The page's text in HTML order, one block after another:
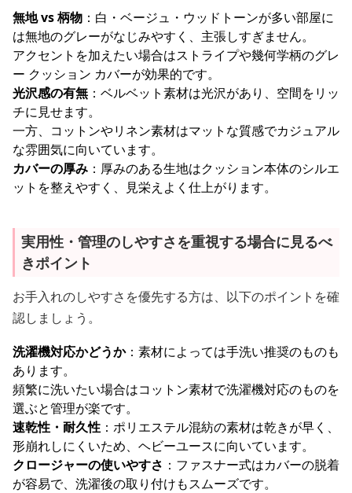
無地 vs 柄物 ：白・ベージュ・ウッドトーンが多い部屋に
は無地のグレーがなじみやすく、主張しすぎません。
アクセントを加えたい場合はストライプや幾何学柄のグレ
ー クッション カバーが効果的です。
光沢感の有無 ：ベルベット素材は光沢があり、空間をリッ
チに見せます。
一方、コットンやリネン素材はマットな質感でカジュアル
な雰囲気に向いています。
カバーの厚み ：厚みのある生地はクッション本体のシルエ
ットを整えやすく、見栄えよく仕上がります。
実用性・管理のしやすさを重視する場合に見るべ
きポイント
お手入れのしやすさを優先する方は、以下のポイントを確
認しましょう。
洗濯機対応かどうか：素材によっては手洗い推奨のものも
あります。
頻繁に洗いたい場合はコットン素材で洗濯機対応のものを
選ぶと管理が楽です。
速乾性・耐久性 ：ポリエステル混紡の素材は乾きが早く、
形崩れしにくいため、ヘビーユースに向いています。
クロージャーの使いやすさ ：ファスナー式はカバーの脱着
が容易で、洗濯後の取り付けもスムーズです。